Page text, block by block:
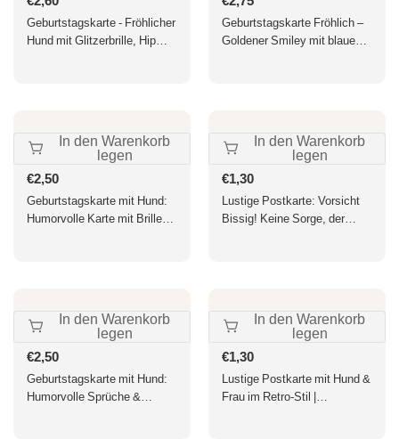
Preis
Geburtstagskarte - Fröhlicher
Hund mit Glitzerbrille, Hip
Preis
Geburtstagskarte Fröhlich –
Goldener Smiley mit blauem
In den Warenkorb
legen
Normaler
Preis
€2,50
Geburtstagskarte mit Hund:
Humorvolle Karte mit Brille
In den Warenkorb
legen
Normaler
Preis
€1,30
Lustige Postkarte: Vorsicht
Bissig! Keine Sorge, der
In den Warenkorb
legen
Normaler
Preis
€2,50
Geburtstagskarte mit Hund:
Humorvolle Sprüche &
In den Warenkorb
legen
Normaler
Preis
€1,30
Lustige Postkarte mit Hund &
Frau im Retro-Stil |